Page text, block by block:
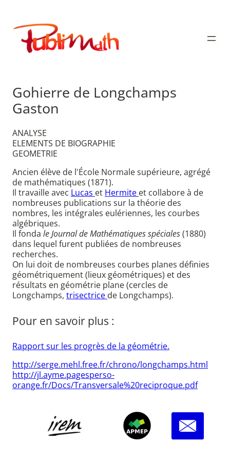
contenu
Publimath
Gohierre de Longchamps
Gaston
ANALYSE
ELEMENTS DE BIOGRAPHIE
GEOMETRIE
Ancien élève de l'École Normale supérieure, agrégé
de mathématiques (1871).
Il travaille avec Lucas et Hermite et collabore à de
nombreuses publications sur la théorie des
nombres, les intégrales eulériennes, les courbes
algébriques.
Il fonda le Journal de Mathématiques spéciales(1880)
dans lequel furent publiées de nombreuses
recherches.
On lui doit de nombreuses courbes planes définies
géométriquement (lieux géométriques) et des
résultats en géométrie plane (cercles de
Longchamps, trisectrice de Longchamps).
Pour en savoir plus :
Rapport sur les progrès de la géométrie.
http://serge.mehl.free.fr/chrono/longchamps.html
http://jl.ayme.pagesperso-
orange.fr/Docs/Transversale%20reciproque.pdf